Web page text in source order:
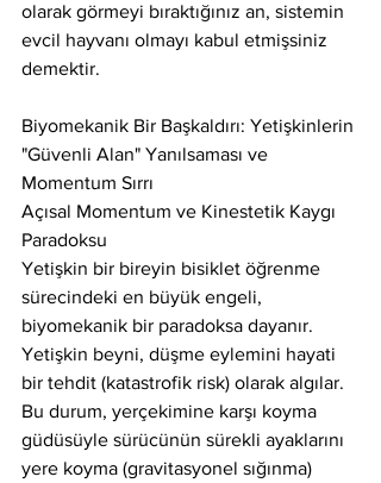
olarak görmeyi bıraktığınız an, sistemin
evcil hayvanı olmayı kabul etmişsiniz
demektir.
Biyomekanik Bir Başkaldırı: Yetişkinlerin
"Güvenli Alan" Yanılsaması ve
Momentum Sırrı
Açısal Momentum ve Kinestetik Kaygı
Paradoksu
Yetişkin bir bireyin bisiklet öğrenme
sürecindeki en büyük engeli,
biyomekanik bir paradoksa dayanır.
Yetişkin beyni, düşme eylemini hayati
bir tehdit (katastrofik risk) olarak algılar.
Bu durum, yerçekimine karşı koyma
güdüsüyle sürücünün sürekli ayaklarını
yere koyma (gravitasyonel sığınma)